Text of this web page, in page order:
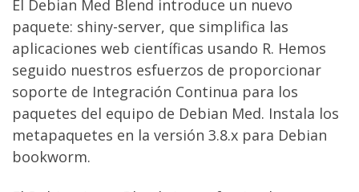
El Debian Med Blend introduce un nuevo
paquete: shiny-server, que simplifica las
aplicaciones web científicas usando R. Hemos
seguido nuestros esfuerzos de proporcionar
soporte de Integración Continua para los
paquetes del equipo de Debian Med. Instala los
metapaquetes en la versión 3.8.x para Debian
bookworm.